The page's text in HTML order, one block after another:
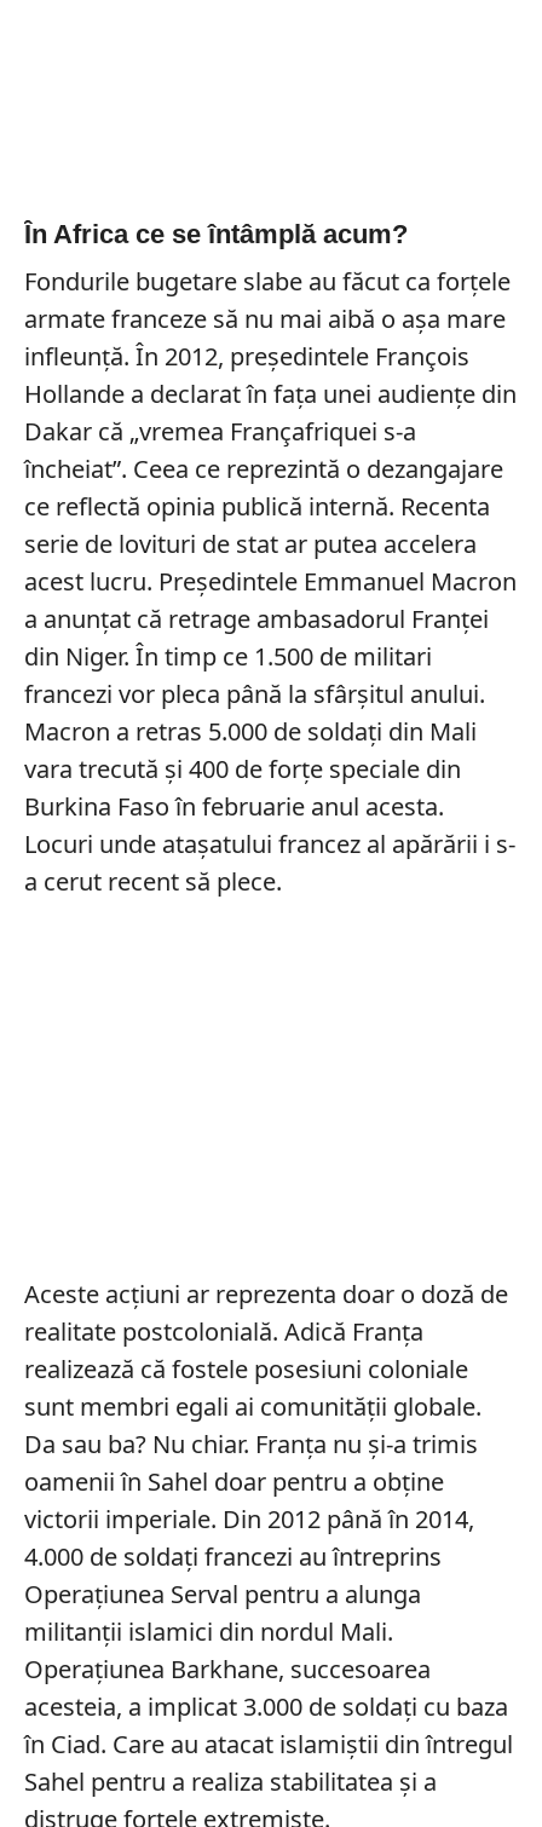
În Africa ce se întâmplă acum?
Fondurile bugetare slabe au făcut ca forțele
armate franceze să nu mai aibă o așa mare
infleunță. În 2012, președintele François
Hollande a declarat în fața unei audiențe din
Dakar că „vremea Françafriquei s-a
încheiat”. Ceea ce reprezintă o dezangajare
ce reflectă opinia publică internă. Recenta
serie de lovituri de stat ar putea accelera
acest lucru. Președintele Emmanuel Macron
a anunțat că retrage ambasadorul Franței
din Niger. În timp ce 1.500 de militari
francezi vor pleca până la sfârșitul anului.
Macron a retras 5.000 de soldați din Mali
vara trecută și 400 de forțe speciale din
Burkina Faso în februarie anul acesta.
Locuri unde atașatului francez al apărării i s-
a cerut recent să plece.
Aceste acțiuni ar reprezenta doar o doză de
realitate postcolonială. Adică Franța
realizează că fostele posesiuni coloniale
sunt membri egali ai comunității globale.
Da sau ba? Nu chiar. Franța nu și-a trimis
oamenii în Sahel doar pentru a obține
victorii imperiale. Din 2012 până în 2014,
4.000 de soldați francezi au întreprins
Operațiunea Serval pentru a alunga
militanții islamici din nordul Mali.
Operațiunea Barkhane, succesoarea
acesteia, a implicat 3.000 de soldați cu baza
în Ciad. Care au atacat islamiștii din întregul
Sahel pentru a realiza stabilitatea și a
distruge forțele extremiste.